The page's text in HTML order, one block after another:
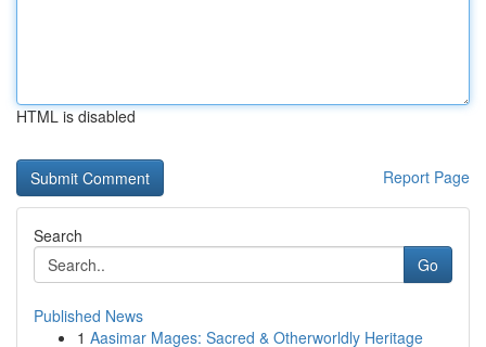
HTML is disabled
Report Page
Search
Go
Published News
1 Aasimar Mages: Sacred & Otherworldly Heritage